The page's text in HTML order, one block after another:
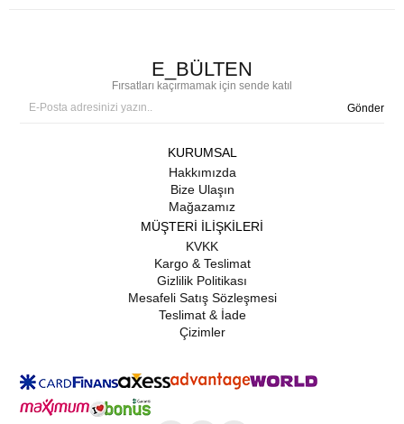
E_BÜLTEN
Fırsatları kaçırmamak için sende katıl
Gönder
KURUMSAL
Hakkımızda
Bize Ulaşın
Mağazamız
MÜŞTERİ İLİŞKİLERİ
KVKK
Kargo & Teslimat
Gizlilik Politikası
Mesafeli Satış Sözleşmesi
Teslimat & İade
Çizimler